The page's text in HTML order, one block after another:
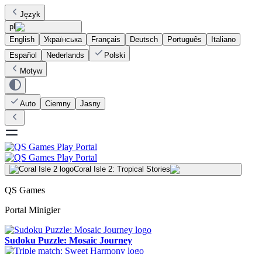
Język
pl
English
Українська Français Deutsch Português
Italiano
Español
Nederlands
Polski
Motyw
Auto Ciemny Jasny
Coral Isle 2: Tropical Stories
QS Games
Portal Minigier
Sudoku Puzzle: Mosaic Journey